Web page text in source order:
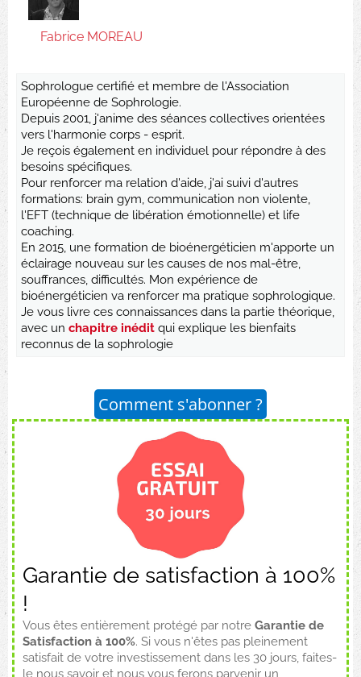
Fabrice MOREAU
Sophrologue certifié et membre de l'Association
Européenne de Sophrologie.
Depuis 2001, j'anime des séances collectives orientées
vers l'harmonie corps - esprit.
Je reçois également en individuel pour répondre à des
besoins spécifiques.
Pour renforcer ma relation d'aide, j'ai suivi d'autres
formations: brain gym, communication non violente,
l'EFT (technique de libération émotionnelle) et life
coaching.
En 2015, une formation de bioénergéticien m'apporte un
éclairage nouveau sur les causes de nos mal-être,
souffrances, difficultés. Mon expérience de
bioénergéticien va renforcer ma pratique sophrologique.
Je vous livre ces connaissances dans la partie théorique,
avec un chapitre inédit qui explique les bienfaits
reconnus de la sophrologie
Comment s'abonner ?
Garantie de satisfaction à 100%
!
Vous êtes entièrement protégé par notre Garantie de
Satisfaction à 100%. Si vous n'êtes pas pleinement
satisfait de votre investissement dans les 30 jours, faites-